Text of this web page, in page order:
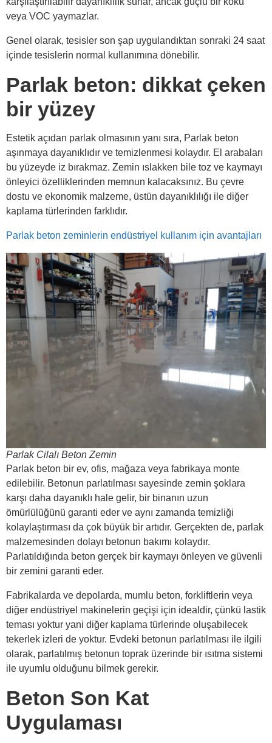
veya VOC yaymazlar.
Genel olarak, tesisler son şap uygulandıktan sonraki 24 saat
içinde tesislerin normal kullanımına dönebilir.
Parlak beton: dikkat çeken
bir yüzey
Estetik açıdan parlak olmasının yanı sıra, Parlak beton
aşınmaya dayanıklıdır ve temizlenmesi kolaydır. El arabaları
bu yüzeyde iz bırakmaz. Zemin ıslakken bile toz ve kaymayı
önleyici özelliklerinden memnun kalacaksınız. Bu çevre
dostu ve ekonomik malzeme, üstün dayanıklılığı ile diğer
kaplama türlerinden farklıdır.
Parlak beton zeminlerin endüstriyel kullanım için avantajları
Parlak Cilalı Beton Zemin
Parlak beton bir ev, ofis, mağaza veya fabrikaya monte
edilebilir. Betonun parlatılması sayesinde zemin şoklara
karşı daha dayanıklı hale gelir, bir binanın uzun
ömürlülüğünü garanti eder ve aynı zamanda temizliği
kolaylaştırması da çok büyük bir artıdır. Gerçekten de, parlak
malzemesinden dolayı betonun bakımı kolaydır.
Parlatıldığında beton gerçek bir kaymayı önleyen ve güvenli
bir zemini garanti eder.
Fabrikalarda ve depolarda, mumlu beton, forkliftlerin veya
diğer endüstriyel makinelerin geçişi için idealdir, çünkü lastik
teması yoktur yani diğer kaplama türlerinde oluşabilecek
tekerlek izleri de yoktur. Evdeki betonun parlatılması ile ilgili
olarak, parlatılmış betonun toprak üzerinde bir ısıtma sistemi
ile uyumlu olduğunu bilmek gerekir.
Beton Son Kat
Uygulaması